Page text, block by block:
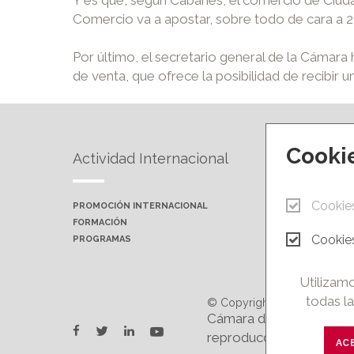
Comercio va a apostar, sobre todo de cara a
Por último, el secretario general de la
de venta, que ofrece la posibilidad de recibir
Actividad Internacional
PROMOCIÓN INTERNACIONAL
FORMACIÓN
PROGRAMAS
CAMPUS
facebook
twitterlinkedinyoutube
© Copyright 2026.
Cámara de Comercio e
reproducción total o
todas